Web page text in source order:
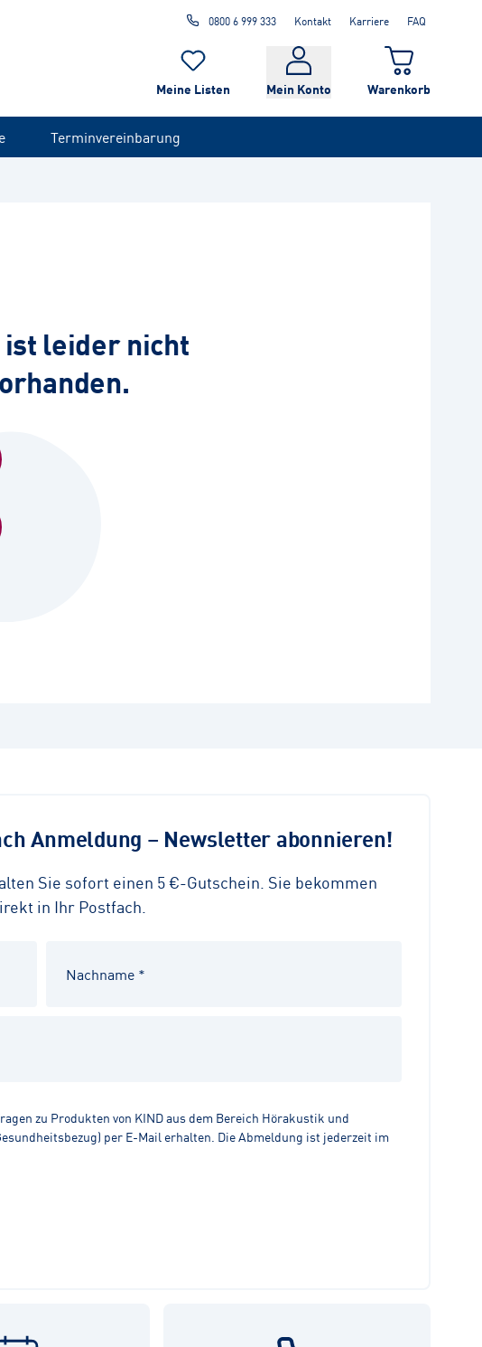
0800 6 999 333 Kontakt Karriere FAQ
Meine Listen Mein Konto Warenkorb
Terminvereinbarung
leider nicht
Anmeldung – Newsletter abonnieren!
Sie sofort einen 5 €-Gutschein. Sie bekommen
in Ihr Postfach.
zu Produkten von KIND aus dem Bereich Hörakustik und
per E-Mail erhalten. Die Abmeldung ist jederzeit im